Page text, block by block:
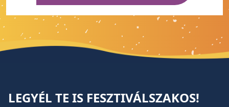
LEGYÉL TE IS FESZTIVÁLSZAKOS!